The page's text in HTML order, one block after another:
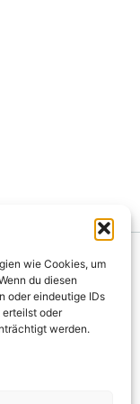
wie Cookies, um
du diesen
oder eindeutige IDs
erteilst oder
werden.